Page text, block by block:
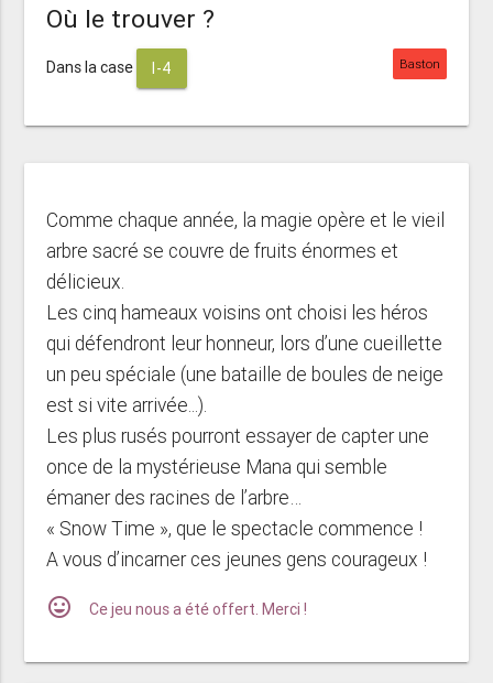
Où le trouver ?
Dans la case I-4 Baston
Comme chaque année, la magie opère et le vieil
arbre sacré se couvre de fruits énormes et
délicieux.
Les cinq hameaux voisins ont choisi les héros
qui défendront leur honneur, lors d’une cueillette
un peu spéciale (une bataille de boules de neige
est si vite arrivée...).
Les plus rusés pourront essayer de capter une
once de la mystérieuse Mana qui semble
émaner des racines de l’arbre…
« Snow Time », que le spectacle commence !
A vous d’incarner ces jeunes gens courageux !
mood Ce jeu nous a été offert. Merci !